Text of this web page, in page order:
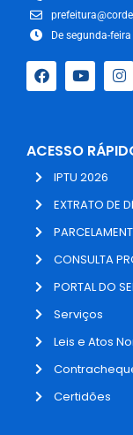
De segunda-
ACESSO
IPTU 2026
EXTRATO DE
CONSULTA
PORTAL DO
Serviços
Leis e Atos
Certidões